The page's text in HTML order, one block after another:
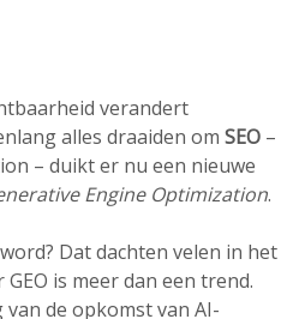
verandert
alles draaiden om SEO –
– duikt er nu een nieuwe
Engine Optimization.
Dat dachten velen in het
is meer dan een trend.
de opkomst van AI-